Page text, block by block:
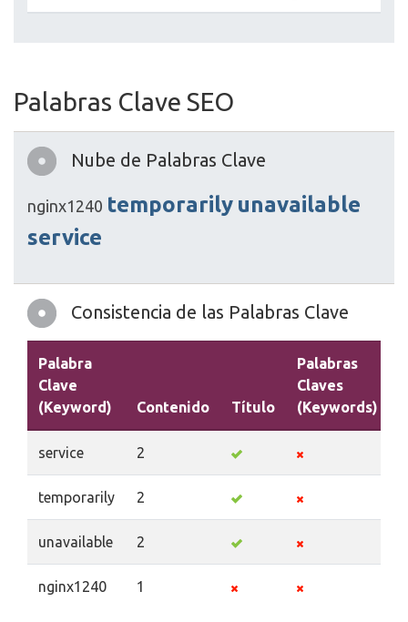
Palabras Clave SEO
Nube de Palabras Clave
nginx1240 temporarily unavailable
service
Consistencia de las Palabras Clave
Palabra
Clave
(Keyword)
Contenido Título
Palabras
Claves
(Keywords)
service 2
temporarily 2
unavailable 2
nginx1240 1